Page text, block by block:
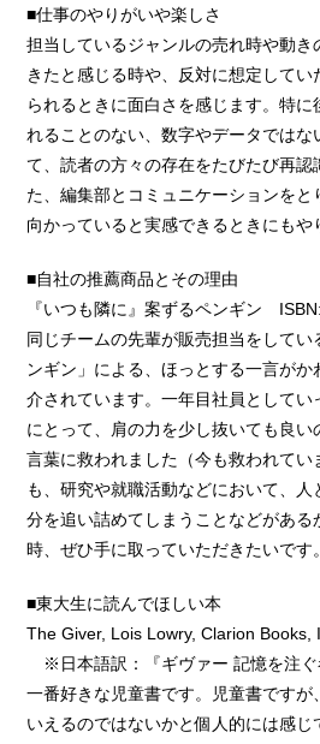
■仕事のやりがいや楽しさ
担当しているジャンルの売れ時や動き
きたと感じる時や、反対に想定してい
られるときに面白さを感じます。特に
れることのない、数字やデータではな
て、読者の方々の存在をたびたび再認
た、編集部とコミュニケーションを
向かっていると実感できるときにもや
■自社の推薦商品とその理由
『いつも隣に』案ずるペンギン
同じチームの先輩が販売担当をして
ンギン」による、ほっとする一言がか
介されています。一年目社員として
にとって、肩の力を少し抜いても良い
言葉に救われました（今も救われてい
も、研究や就職活動などにおいて、人
分を追い詰めてしまうことなどがある
時、ぜひ手に取っていただきたいです。
■東大生に読んでほしい本
The Giver, Lois Lowry, Clarion Books,
※日本語訳：『ギヴァー 記憶を注ぐ
一番好きな児童書です。児童書ですが
いえるのではないかと個人的には感じ